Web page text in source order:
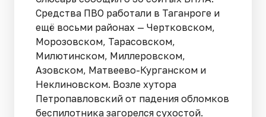
Средства ПВО работали в Таганроге и
ещё восьми районах — Чертковском,
Морозовском, Тарасовском,
Милютинском, Миллеровском,
Азовском, Матвеево-Курганском и
Неклиновском. Возле хутора
Петропавловский от падения обломков
беспилотника загорелся сухостой.